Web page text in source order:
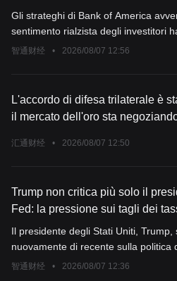
rimbalzano, Bank of America
entusiasmi: gli investitori
l’esposizione agli asset rischiosi
Gli strateghi di Bank of America
sentimento rialzista degli investitori
livelli estremi ed è ora di iniziare a
智通财经 • 2026/08/07 12:56
L'accordo di difesa trilaterale è
il mercato dell'oro sta
汇通财经 • 2026/08/07 12:50
Trump non critica più solo il
Fed: la pressione sui tagli dei
sull'intero Consiglio
Il presidente degli Stati Uniti, Trump,
nuovamente di recente sulla politica
d'interesse, ribadendo la sua
智通财经 • 2026/08/07 12:36